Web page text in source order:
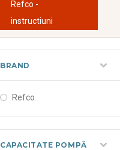
Refco -
instructiuni
BRAND
Refco
CAPACITATE POMPĂ